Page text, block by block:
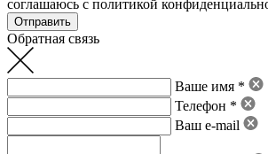
соглашаюсь с политикой
Обратная связь
Ваше имя *
Телефон *
Ваш e-mail